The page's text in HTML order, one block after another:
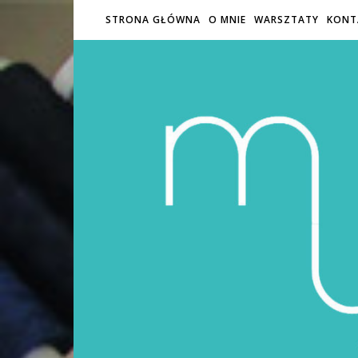
STRONA GŁÓWNA O MNIE WARSZTATY